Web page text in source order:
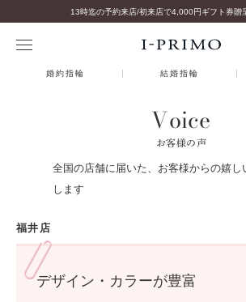
婚約指輪 結婚指輪
Voice
お客様の声
全国の店舗に届いた、お客様からの嬉し
します
福井店
デザイン・カラーが豊富